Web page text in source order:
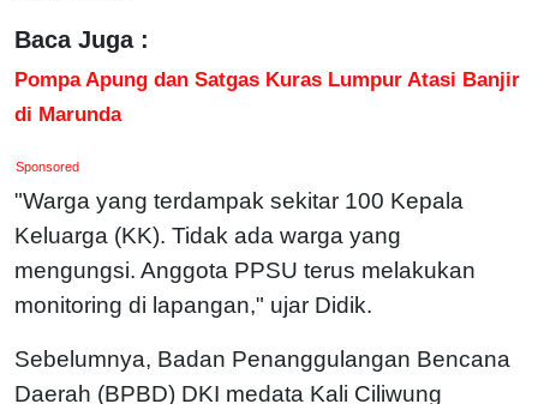
Baca Juga :
Pompa Apung dan Satgas Kuras Lumpur Atasi Banjir
di Marunda
Sponsored
"Warga yang terdampak sekitar 100 Kepala
Keluarga (KK). Tidak ada warga yang
mengungsi. Anggota PPSU terus melakukan
monitoring di lapangan," ujar Didik.
Sebelumnya, Badan Penanggulangan Bencana
Daerah (BPBD) DKI medata Kali Ciliwung